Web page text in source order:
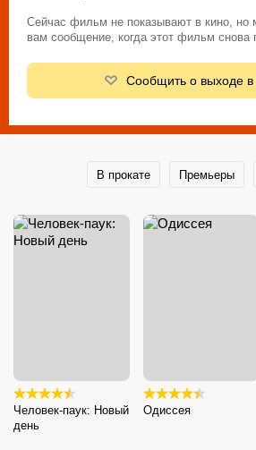
Сейчас фильм не показывают в кино, но
вам сообщение, когда этот фильм снова
Сообщить о выходе в
В прокате Премьеры
Человек-паук: Новый
день
Одиссея